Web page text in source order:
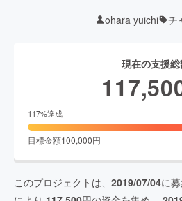
ohara yuichi チ
現在の支援
117%達成
目標金額100,000円
このプロジェクトは、 2019/07/04に